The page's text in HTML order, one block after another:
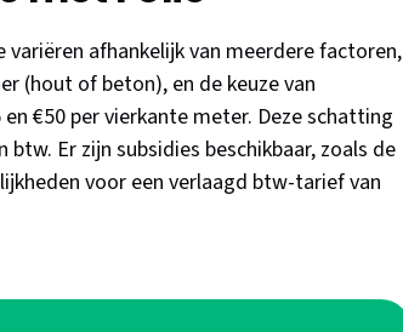
afhankelijk van meerdere factoren,
(hout of beton), en de keuze van
€50 per vierkante meter. Deze schatting
Er zijn subsidies beschikbaar, zoals de
voor een verlaagd btw-tarief van